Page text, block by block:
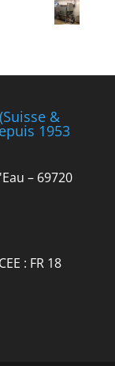
&
1953
– 69720
: FR 18